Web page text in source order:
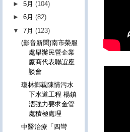
►5月(104)
►6月(82)
▼7月(123)
(影音新聞)南市榮服
處舉辦民營企業
廠商代表聯誼座
談會
瓊林鄉親陳情污水
下水道工程 楊鎮
浯強力要求金管
處積極處理
中醫治療「四彎